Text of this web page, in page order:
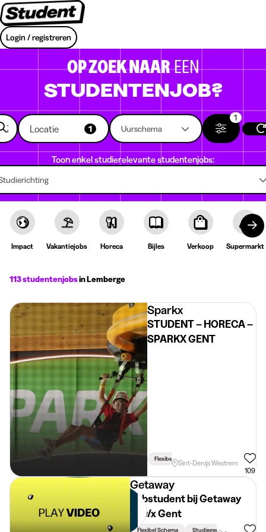
Login / registreren
OP ZOEK NAAREEN
STUDENTENJOB?
Locatie 1 Uurschema
1
Toon enkel studierelevante studentenjobs:
Impact Vakantiejobs Horeca Bijles Verkoop Supermarkt
113 studentenjobsin Lemberge
Sparkx
STUDENT – HORECA –
SPARKX GENT
Flexibel SchemaSint-Denijs Westrem
109
Getaway
Jobstudent bij Getaway
m/v/x Gent
Flexibel Schema Studiegerelateerd